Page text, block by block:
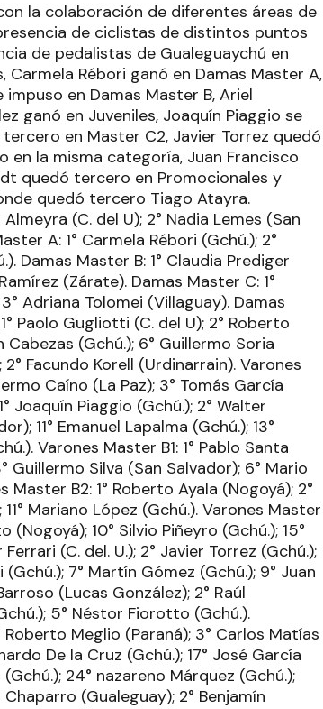
la colaboración de diferentes áreas de
de ciclistas de distintos puntos
de pedalistas de Gualeguaychú en
Rébori ganó en Damas Master A,
en Damas Master B, Ariel
ganó en Juveniles, Joaquín Piaggio se
en Master C2, Javier Torrez quedó
en la misma categoría, Juan Francisco
quedó tercero en Promocionales y
quedó tercero Tiago Atayra.
Almeyra (C. del U); 2° Nadia Lemes (San
A: 1° Carmela Rébori (Gchú.); 2°
Damas Master B: 1° Claudia Prediger
(Zárate). Damas Master C: 1°
Adriana Tolomei (Villaguay). Damas
Paolo Gugliotti (C. del U); 2° Roberto
(Gchú.); 6° Guillermo Soria
Facundo Korell (Urdinarrain). Varones
Caíno (La Paz); 3° Tomás García
Joaquín Piaggio (Gchú.); 2° Walter
11° Emanuel Lapalma (Gchú.); 13°
Varones Master B1: 1° Pablo Santa
Guillermo Silva (San Salvador); 6° Mario
Master B2: 1° Roberto Ayala (Nogoyá); 2°
Mariano López (Gchú.). Varones Master
(Nogoyá); 10° Silvio Piñeyro (Gchú.); 15°
(C. del. U.); 2° Javier Torrez (Gchú.);
7° Martín Gómez (Gchú.); 9° Juan
(Lucas González); 2° Raúl
5° Néstor Fiorotto (Gchú.).
Roberto Meglio (Paraná); 3° Carlos Matías
De la Cruz (Gchú.); 17° José García
24° nazareno Márquez (Gchú.);
Chaparro (Gualeguay); 2° Benjamín